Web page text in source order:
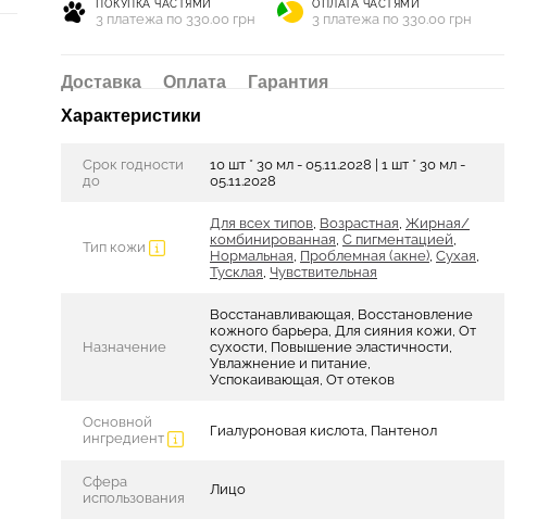
ПОКУПКА ЧАСТЯМИ
3 платежа по 330.00 грн
ОПЛАТА ЧАСТЯМИ
3 платежа по 330.00 грн
Доставка Оплата
Гарантия
Характеристики
Срок годности
до
10 шт * 30 мл - 05.11.2028 | 1 шт * 30 мл -
05.11.2028
Тип кожи
Для всех типов, Возрастная, Жирная/
комбинированная, С пигментацией,
Нормальная, Проблемная (акне), Сухая,
Тусклая, Чувствительная
Назначение
Восстанавливающая, Восстановление
кожного барьера, Для сияния кожи, От
сухости, Повышение эластичности,
Увлажнение и питание,
Успокаивающая, От отеков
Основной
ингредиент
Гиалуроновая кислота, Пантенол
Сфера
использования
Лицо